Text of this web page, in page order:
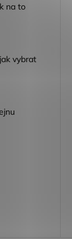
na to
vybrat